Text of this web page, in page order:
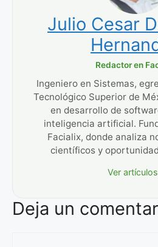
Julio Cesar
Redactor en
Ingeniero en Sistemas,
Tecnológico Superior de
en desarrollo de
inteligencia artificial.
Facialix, donde analiza
científicos y
Ver artículos
Deja un